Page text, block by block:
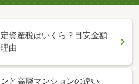
資産税はいくら？目安金額
由
と高層マンションの違い